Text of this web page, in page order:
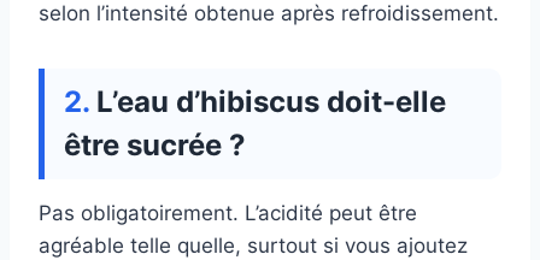
selon l’intensité obtenue après refroidissement.
L’eau d’hibiscus doit-elle
être sucrée ?
Pas obligatoirement. L’acidité peut être
agréable telle quelle, surtout si vous ajoutez